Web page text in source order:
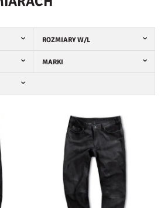
ROZMIARY W/L
MARKI